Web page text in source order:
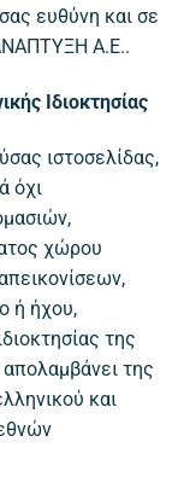
ευθύνη και σε
Α.Ε..
Ιδιοκτησίας
ιστοσελίδας,
όχι
χώρου
ή ήχου,
της
της
και